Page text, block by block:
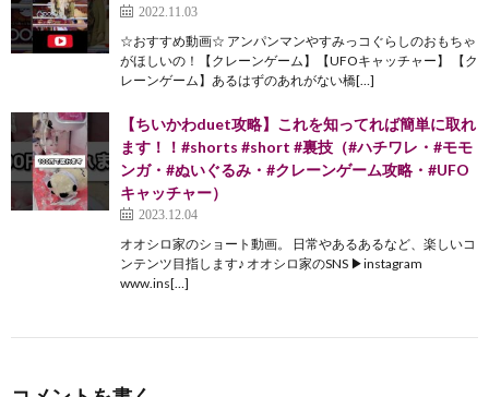
2022.11.03
☆おすすめ動画☆ アンパンマンやすみっコぐらしのおもちゃ
がほしいの！【クレーンゲーム】【UFOキャッチャー】 【ク
レーンゲーム】あるはずのあれがない橋[…]
【ちいかわduet攻略】これを知ってれば簡単に取れ
ます！！#shorts #short #裏技（#ハチワレ・#モモ
ンガ・#ぬいぐるみ・#クレーンゲーム攻略・#UFO
キャッチャー）
2023.12.04
オオシロ家のショート動画。 日常やあるあるなど、楽しいコ
ンテンツ目指します♪ オオシロ家のSNS ▶︎instagram
www.ins[…]